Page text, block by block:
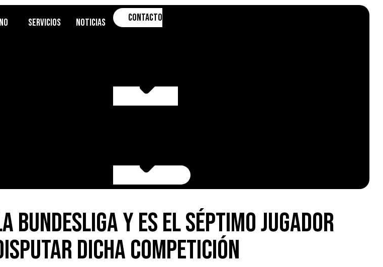
Servicios Noticias Contacto
Bundesliga y es el séptimo jugador
dicha competición